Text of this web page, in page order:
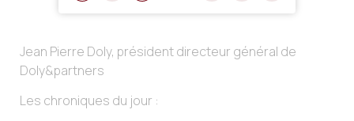
Jean Pierre Doly, président directeur général de
Doly&partners
Les chroniques du jour :